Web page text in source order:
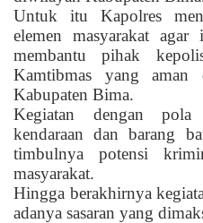
Untuk itu Kapolres
elemen masyarakat
membantu pihak
Kamtibmas yang
Kabupaten Bima.
Kegiatan dengan pola
kendaraan dan barang
timbulnya potensi
masyarakat.
Hingga berakhirnya
adanya sasaran yang